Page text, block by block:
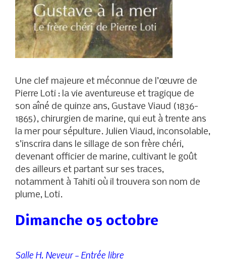
Une clef majeure et méconnue de l’œuvre de
Pierre Loti : la vie aventureuse et tragique de
son aîné de quinze ans, Gustave Viaud (1836-
1865), chirurgien de marine, qui eut à trente ans
la mer pour sépulture. Julien Viaud, inconsolable,
s’inscrira dans le sillage de son frère chéri,
devenant officier de marine, cultivant le goût
des ailleurs et partant sur ses traces,
notamment à Tahiti où il trouvera son nom de
plume, Loti.
Dimanche 05 octobre
Salle H. Neveur – Entrée libre